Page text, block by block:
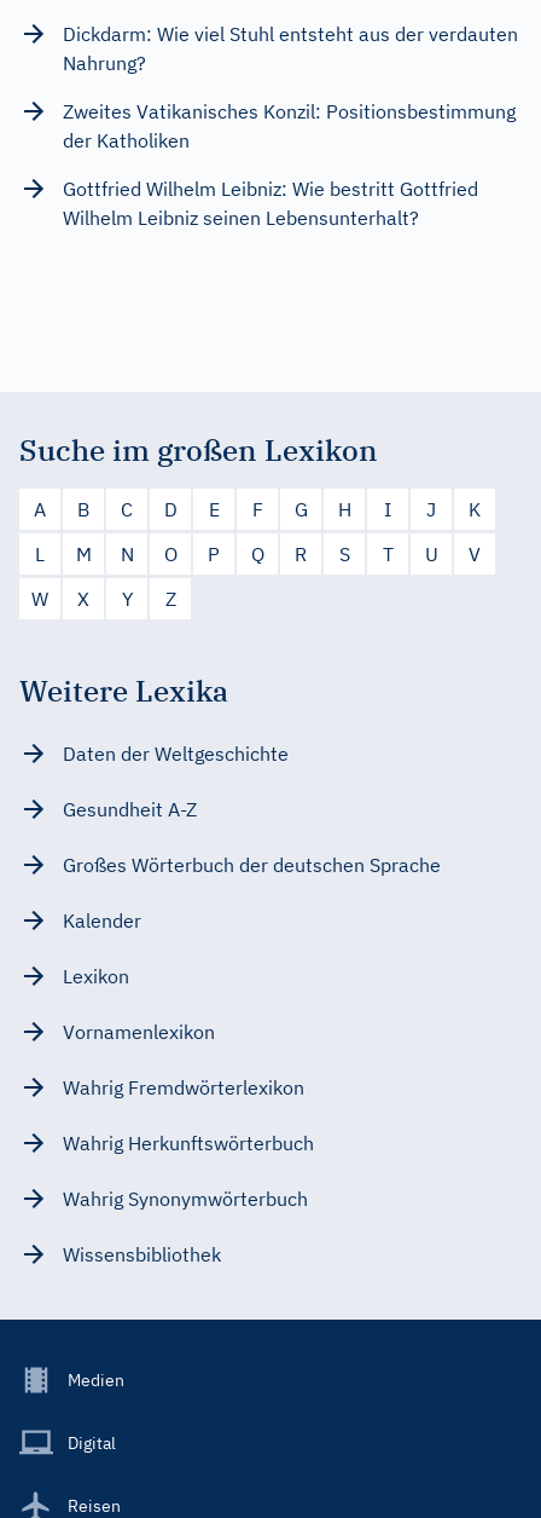
Dickdarm: Wie viel Stuhl entsteht aus der verdauten
Nahrung?
Zweites Vatikanisches Konzil: Positionsbestimmung
der Katholiken
Gottfried Wilhelm Leibniz: Wie bestritt Gottfried
Wilhelm Leibniz seinen Lebensunterhalt?
Suche im großen Lexikon
A B C D E F G H I J
K
L
M N O P Q R S T U
V
W
X Y Z
Weitere Lexika
Daten der Weltgeschichte
Gesundheit A-Z
Großes Wörterbuch der deutschen Sprache
Kalender
Lexikon
Vornamenlexikon
Wahrig Fremdwörterlexikon
Wahrig Herkunftswörterbuch
Wahrig Synonymwörterbuch
Wissensbibliothek
Footer
Main
Medien
Digital
Reisen